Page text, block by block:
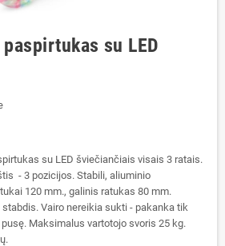
su LED
su LED šviečiančiais visais 3 ratais.
- 3 pozicijos. Stabili, aliuminio
120 mm., galinis ratukas 80 mm.
Vairo nereikia sukti - pakanka tik
Maksimalus vartotojo svoris 25 kg.